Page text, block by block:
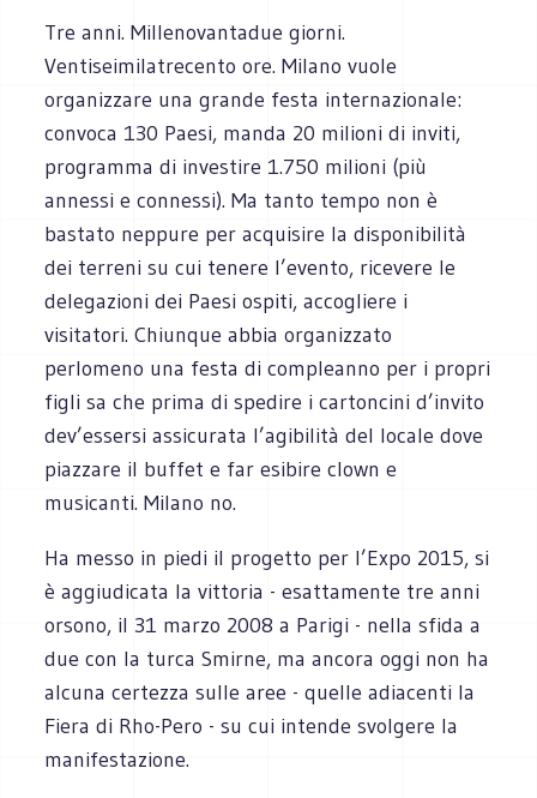
Tre anni. Millenovantadue giorni.
Ventiseimilatrecento ore. Milano vuole
organizzare una grande festa internazionale:
convoca 130 Paesi, manda 20 milioni di inviti,
programma di investire 1.750 milioni (più
annessi e connessi). Ma tanto tempo non è
bastato neppure per acquisire la disponibilità
dei terreni su cui tenere l’evento, ricevere le
delegazioni dei Paesi ospiti, accogliere i
visitatori. Chiunque abbia organizzato
perlomeno una festa di compleanno per i propri
figli sa che prima di spedire i cartoncini d’invito
dev’essersi assicurata l’agibilità del locale dove
piazzare il buffet e far esibire clown e
musicanti. Milano no.
Ha messo in piedi il progetto per l’Expo 2015, si
è aggiudicata la vittoria - esattamente tre anni
orsono, il 31 marzo 2008 a Parigi - nella sfida a
due con la turca Smirne, ma ancora oggi non ha
alcuna certezza sulle aree - quelle adiacenti la
Fiera di Rho-Pero - su cui intende svolgere la
manifestazione.